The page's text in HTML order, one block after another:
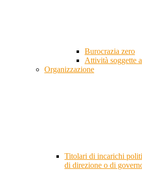
Burocrazia zero
Attività soggette
Organizzazione
Titolari di incarichi
di direzione o di